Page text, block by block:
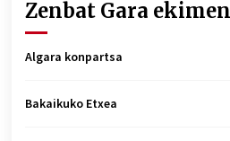
Zenbat Gara
Algara konpartsa
Bakaikuko Etxea